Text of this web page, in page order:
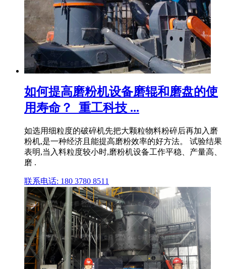
如何提高磨粉机设备磨辊和磨盘的使
用寿命？_重工科技 ...
如选用细粒度的破碎机先把大颗粒物料粉碎后再加入磨
粉机,是一种经济且能提高磨粉效率的好方法。 试验结果
表明,当入料粒度较小时,磨粉机设备工作平稳、产量高、
磨 .
联系电话: 180 3780 8511